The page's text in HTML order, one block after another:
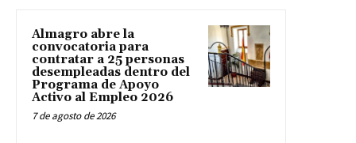
Almagro abre la
convocatoria para
contratar a 25 personas
desempleadas dentro del
Programa de Apoyo
Activo al Empleo 2026
7 de agosto de 2026